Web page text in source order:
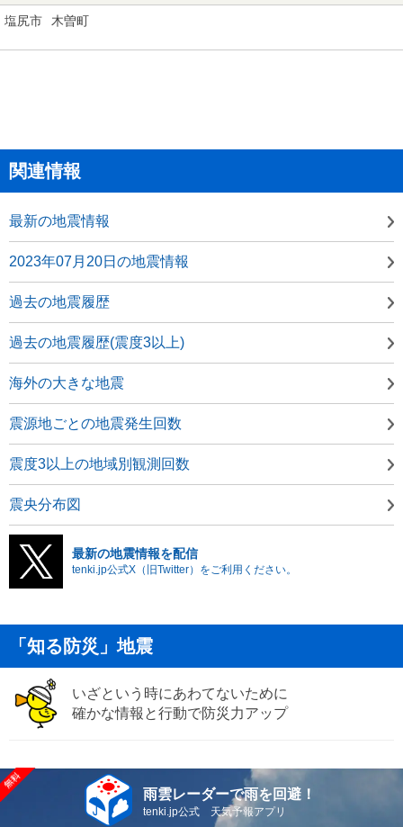
塩尻市 木曽町
関連情報
最新の地震情報
2023年07月20日の地震情報
過去の地震履歴
過去の地震履歴(震度3以上)
海外の大きな地震
震源地ごとの地震発生回数
震度3以上の地域別観測回数
震央分布図
最新の地震情報を配信
tenki.jp公式X（旧Twitter）をご利用ください。
「知る防災」地震
いざという時にあわてないために
確かな情報と行動で防災力アップ
雨雲レーダーで雨を回避！
tenki.jp公式 天気予報アプリ